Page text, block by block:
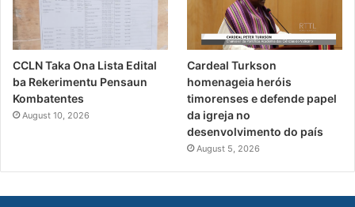
CCLN Taka Ona Lista Edital
ba Rekerimentu Pensaun
Kombatentes
August 10, 2026
Cardeal Turkson
homenageia heróis
timorenses e defende papel
da igreja no
desenvolvimento do país
August 5, 2026